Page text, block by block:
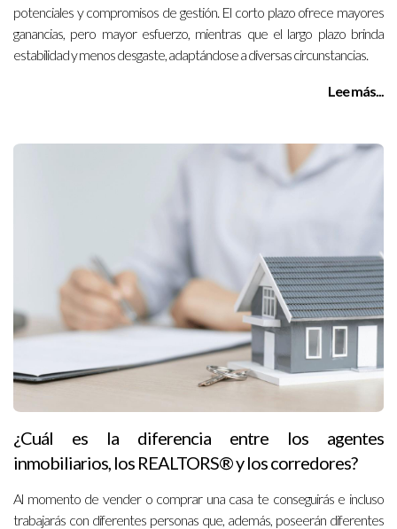
potenciales y compromisos de gestión. El corto plazo ofrece mayores
ganancias, pero mayor esfuerzo, mientras que el largo plazo brinda
estabilidad y menos desgaste, adaptándose a diversas circunstancias.
Lee más...
¿Cuál es la diferencia entre los agentes
inmobiliarios, los REALTORS® y los corredores?
Al momento de vender o comprar una casa te conseguirás e incluso
trabajarás con diferentes personas que, además, poseerán diferentes